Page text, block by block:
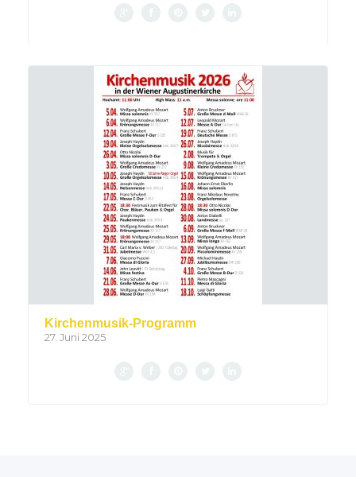
Kirchenmusik-Programm
27. Juni 2025